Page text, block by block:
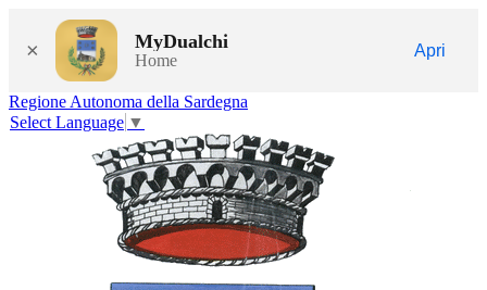
× MyDualchi
Home
Apri
Regione Autonoma della Sardegna
Select Language ▼